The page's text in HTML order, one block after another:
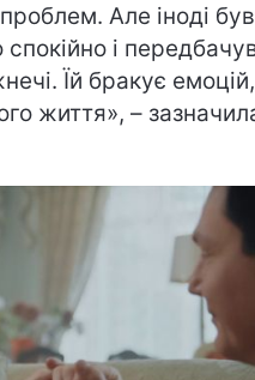
Але іноді
і
Їй бракує емоцій,
життя», –